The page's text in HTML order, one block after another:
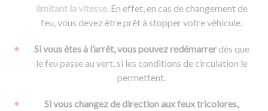
limitant la vitesse. En effet, en cas de changement de
feu, vous devez être prêt à stopper votre véhicule.
Si vous êtes à l’arrêt, vous pouvez redémarrerdès que
le feu passe au vert, si les conditions de circulation le
permettent.
Si vous changez de direction aux feux tricolores,